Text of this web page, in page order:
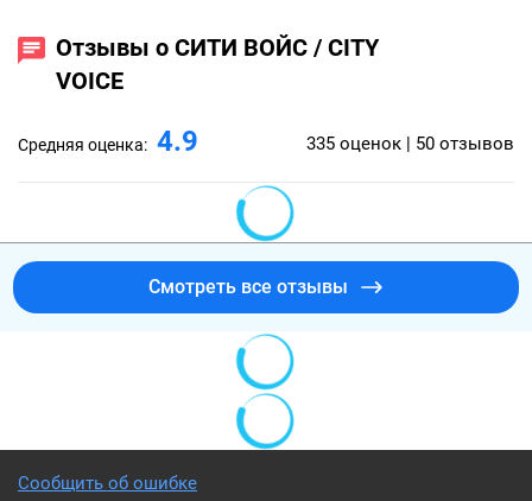
Отзывы о СИТИ ВОЙС / CITY
VOICE
Средняя оценка: 4.9 335 оценок | 50 отзывов
Смотреть все отзывы
Сообщить об ошибке